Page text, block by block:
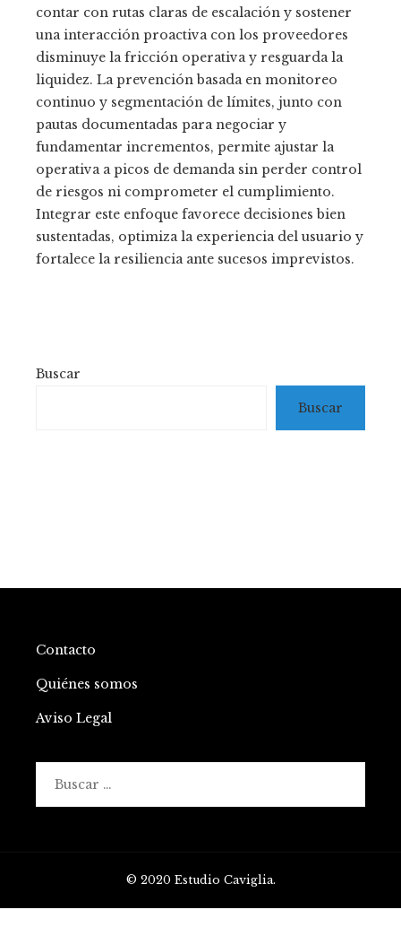
contar con rutas claras de escalación y sostener
una interacción proactiva con los proveedores
disminuye la fricción operativa y resguarda la
liquidez. La prevención basada en monitoreo
continuo y segmentación de límites, junto con
pautas documentadas para negociar y
fundamentar incrementos, permite ajustar la
operativa a picos de demanda sin perder control
de riesgos ni comprometer el cumplimiento.
Integrar este enfoque favorece decisiones bien
sustentadas, optimiza la experiencia del usuario y
fortalece la resiliencia ante sucesos imprevistos.
Buscar
Buscar
Contacto
Quiénes somos
Aviso Legal
© 2020 Estudio Caviglia.